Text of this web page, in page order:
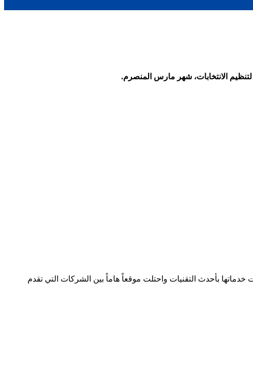
لوزارة التجارة والصناعة بسجل تجاري رقم 392254 متواجدة في دولتين وتعمل في هذا المجال منذ 2005 وقدمت خدماتها بأحدث التقنيات واحتلت موقعاً هاماً بين الشركات التي تقدم